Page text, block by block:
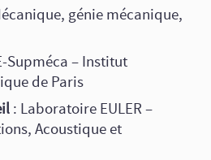
génie mécanique,
Supméca – Institut
de Paris
: Laboratoire EULER –
Acoustique et